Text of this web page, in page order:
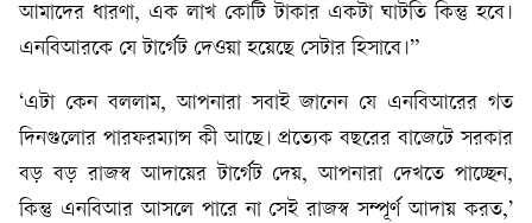
আমাদের ধারণা, এক লাখ কোটি টাকার একটা ঘাটতি কিন্তু হবে।
এনবিআরকে যে টার্গেট দেওয়া হয়েছে সেটার হিসাবে।”
‘এটা কেন বললাম, আপনারা সবাই জানেন যে এনবিআরের গত
দিনগুলোর পারফরম্যান্স কী আছে। প্রত্যেক বছরের বাজেটে সরকার
বড় বড় রাজস্ব আদায়ের টার্গেট দেয়, আপনারা দেখতে পাচ্ছেন,
কিন্তু এনবিআর আসলে পারে না সেই রাজস্ব সম্পূর্ণ আদায় করত,’